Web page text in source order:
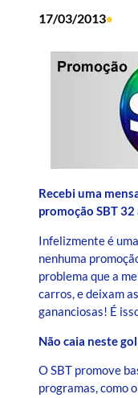
17/03/2013•
Recebi uma
promoção SBT 32
Infelizmente é
nenhuma
problema que a
carros, e deixam
gananciosas! É
Não caia neste
O SBT promove
programas, como